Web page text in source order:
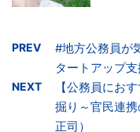
PREV
#地方公務員が
タートアップ支
NEXT
【公務員にお
掘り～官民連
正司）